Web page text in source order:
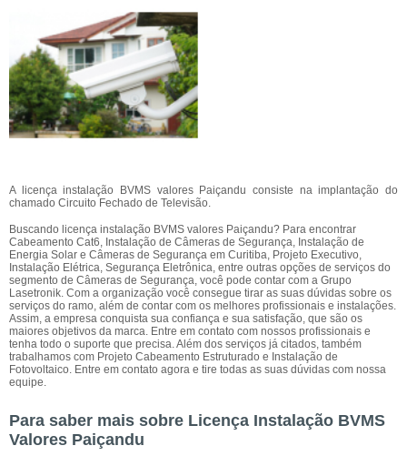
A licença instalação BVMS valores Paiçandu consiste na implantação do
chamado Circuito Fechado de Televisão.
Buscando licença instalação BVMS valores Paiçandu? Para encontrar
Cabeamento Cat6, Instalação de Câmeras de Segurança, Instalação de
Energia Solar e Câmeras de Segurança em Curitiba, Projeto Executivo,
Instalação Elétrica, Segurança Eletrônica, entre outras opções de serviços do
segmento de Câmeras de Segurança, você pode contar com a Grupo
Lasetronik. Com a organização você consegue tirar as suas dúvidas sobre os
serviços do ramo, além de contar com os melhores profissionais e instalações.
Assim, a empresa conquista sua confiança e sua satisfação, que são os
maiores objetivos da marca. Entre em contato com nossos profissionais e
tenha todo o suporte que precisa. Além dos serviços já citados, também
trabalhamos com Projeto Cabeamento Estruturado e Instalação de
Fotovoltaico. Entre em contato agora e tire todas as suas dúvidas com nossa
equipe.
Para saber mais sobre Licença Instalação BVMS
Valores Paiçandu